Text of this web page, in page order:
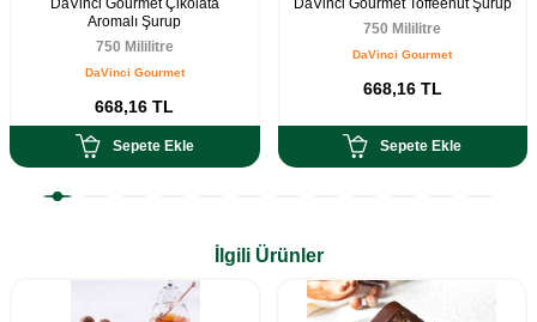
DaVinci Gourmet Çikolata
Aromalı Şurup
750 Mililitre
DaVinci Gourmet
668,16 TL
Sepete Ekle
DaVinci Gourmet Toffeenut Şurup
750 Mililitre
DaVinci Gourmet
668,16TL
Sepete Ekle
İlgili Ürünler